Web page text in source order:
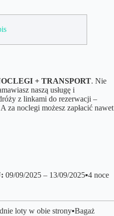
+ TRANSPORT. Nie
naszą usługę i
z linkami do rezerwacji –
za noclegi możesz zapłacić nawet
09/09/2025 – 13/09/2025▪️4 noce
loty w obie strony▪️Bagaż